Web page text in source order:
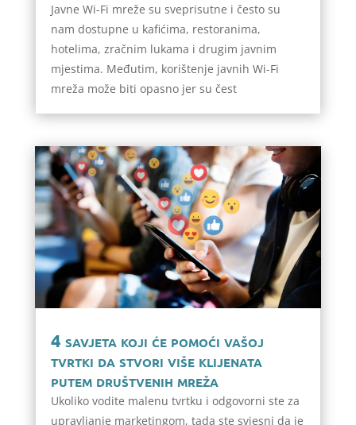
Javne Wi-Fi mreže su sveprisutne i često su
nam dostupne u kafićima, restoranima,
hotelima, zračnim lukama i drugim javnim
mjestima. Međutim, korištenje javnih Wi-Fi
mreža može biti opasno jer su čest
4 savjeta koji će pomoći vašoj
tvrtki da stvori više klijenata
putem društvenih mreža
Ukoliko vodite malenu tvrtku i odgovorni ste za
upravljanje marketingom, tada ste svjesni da je